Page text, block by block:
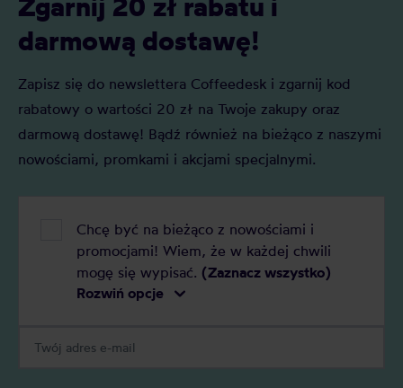
darmową dostawę!
Zapisz się do newslettera Coffeedesk i zgarnij kod
rabatowy o wartości 20 zł na Twoje zakupy oraz
darmową dostawę! Bądź również na bieżąco z naszymi
nowościami, promkami i akcjami specjalnymi.
Chcę być na bieżąco z nowościami i
promocjami! Wiem, że w każdej chwili
mogę się wypisać. (Zaznacz wszystko)
Rozwiń opcje